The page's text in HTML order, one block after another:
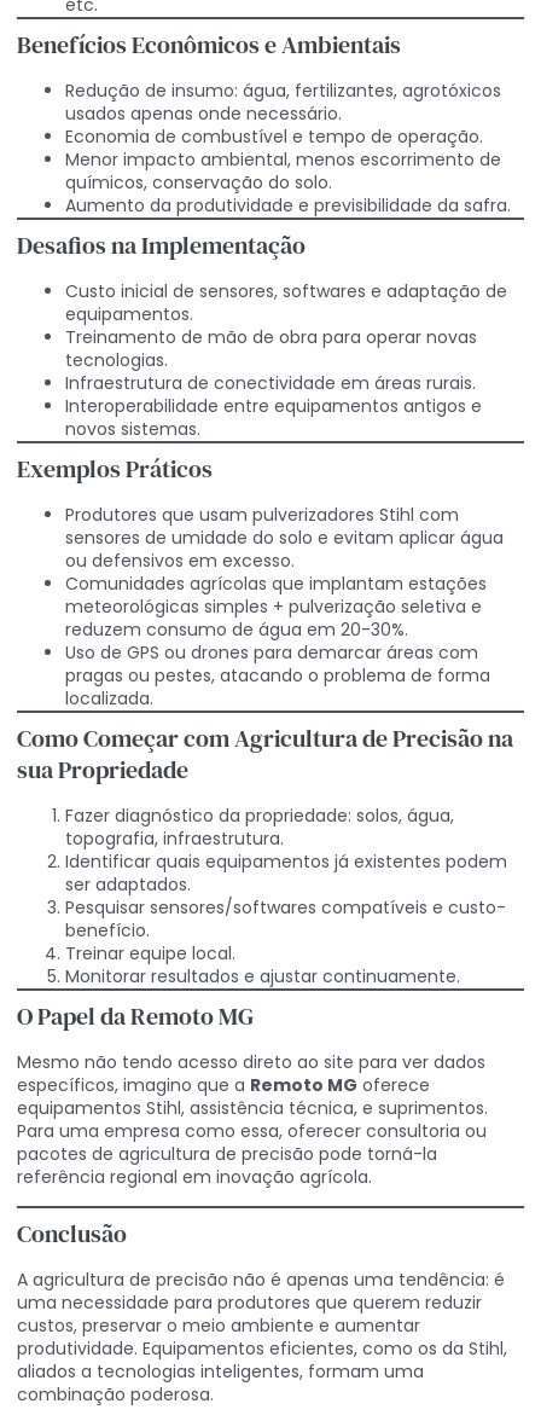
Benefícios Econômicos e Ambientais
Redução de insumo: água, fertilizantes, agrotóxicos
usados apenas onde necessário.
Economia de combustível e tempo de operação.
Menor impacto ambiental, menos escorrimento de
químicos, conservação do solo.
Aumento da produtividade e previsibilidade da safra.
Desafios na Implementação
Custo inicial de sensores, softwares e adaptação de
equipamentos.
Treinamento de mão de obra para operar novas
tecnologias.
Infraestrutura de conectividade em áreas rurais.
Interoperabilidade entre equipamentos antigos e
novos sistemas.
Exemplos Práticos
Produtores que usam pulverizadores Stihl com
sensores de umidade do solo e evitam aplicar água
ou defensivos em excesso.
Comunidades agrícolas que implantam estações
meteorológicas simples + pulverização seletiva e
reduzem consumo de água em 20-30%.
Uso de GPS ou drones para demarcar áreas com
pragas ou pestes, atacando o problema de forma
localizada.
Como Começar com Agricultura de Precisão na
sua Propriedade
Fazer diagnóstico da propriedade: solos, água,
topografia, infraestrutura.
Identificar quais equipamentos já existentes podem
ser adaptados.
Pesquisar sensores/softwares compatíveis e custo-
benefício.
Treinar equipe local.
Monitorar resultados e ajustar continuamente.
O Papel da Remoto MG
Mesmo não tendo acesso direto ao site para ver dados
específicos, imagino que a Remoto MG oferece
equipamentos Stihl, assistência técnica, e suprimentos.
Para uma empresa como essa, oferecer consultoria ou
pacotes de agricultura de precisão pode torná-la
referência regional em inovação agrícola.
Conclusão
A agricultura de precisão não é apenas uma tendência: é
uma necessidade para produtores que querem reduzir
custos, preservar o meio ambiente e aumentar
produtividade. Equipamentos eficientes, como os da Stihl,
aliados a tecnologias inteligentes, formam uma
combinação poderosa.